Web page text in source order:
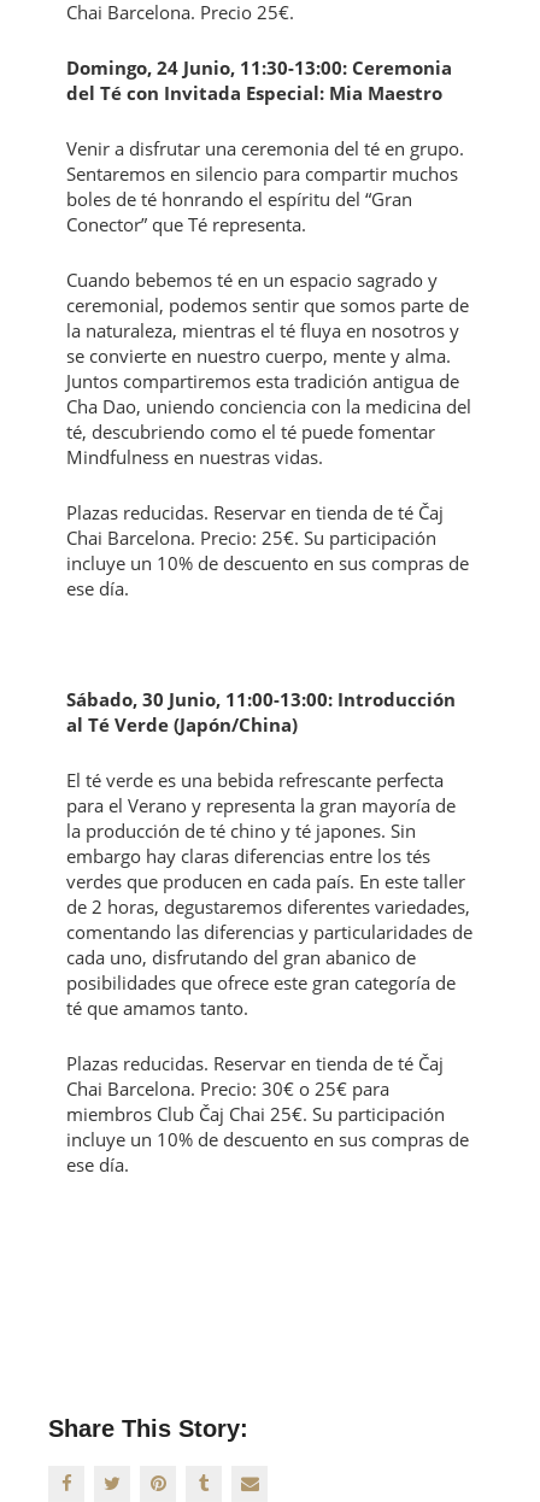
Chai Barcelona. Precio 25€.
Domingo, 24 Junio, 11:30-13:00: Ceremonia
del Té con Invitada Especial: Mia Maestro
Venir a disfrutar una ceremonia del té en grupo.
Sentaremos en silencio para compartir muchos
boles de té honrando el espíritu del “Gran
Conector” que Té representa.
Cuando bebemos té en un espacio sagrado y
ceremonial, podemos sentir que somos parte de
la naturaleza, mientras el té fluya en nosotros y
se convierte en nuestro cuerpo, mente y alma.
Juntos compartiremos esta tradición antigua de
Cha Dao, uniendo conciencia con la medicina del
té, descubriendo como el té puede fomentar
Mindfulness en nuestras vidas.
Plazas reducidas. Reservar en tienda de té Čaj
Chai Barcelona. Precio: 25€. Su participación
incluye un 10% de descuento en sus compras de
ese día.
Sábado, 30 Junio, 11:00-13:00: Introducción
al Té Verde (Japón/China)
El té verde es una bebida refrescante perfecta
para el Verano y representa la gran mayoría de
la producción de té chino y té japones. Sin
embargo hay claras diferencias entre los tés
verdes que producen en cada país. En este taller
de 2 horas, degustaremos diferentes variedades,
comentando las diferencias y particularidades de
cada uno, disfrutando del gran abanico de
posibilidades que ofrece este gran categoría de
té que amamos tanto.
Plazas reducidas. Reservar en tienda de té Čaj
Chai Barcelona. Precio: 30€ o 25€ para
miembros Club Čaj Chai 25€. Su participación
incluye un 10% de descuento en sus compras de
ese día.
Share This Story: